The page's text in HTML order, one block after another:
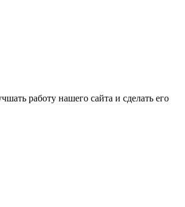
работу нашего сайта и сделать его